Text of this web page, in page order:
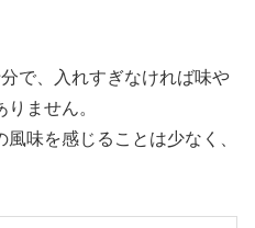
で、入れすぎなければ味や
ません。
味を感じることは少なく、